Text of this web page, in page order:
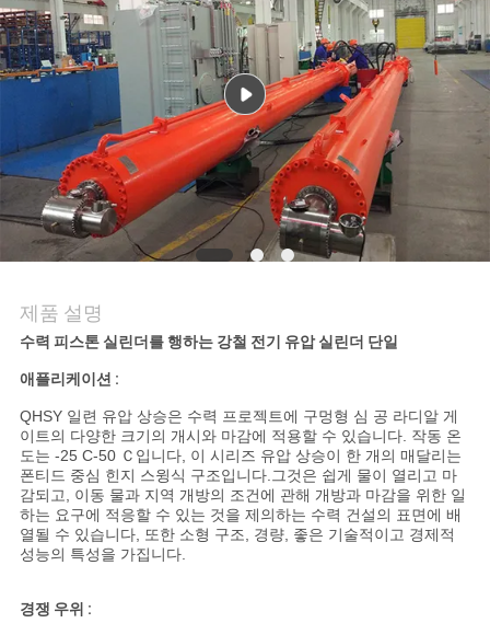
품
관
리
저
희
와
연
락
인
용
을
제품 설명
수력 피스톤 실린더를 행하는 강철 전기 유압 실린더 단일
애플리케이션 :
QHSY 일련 유압 상승은 수력 프로젝트에 구멍형 심 공 라디알 게
이트의 다양한 크기의 개시와 마감에 적용할 수 있습니다. 작동 온
도는 -25 C-50 Ｃ입니다, 이 시리즈 유압 상승이 한 개의 매달리는
폰티드 중심 힌지 스윙식 구조입니다.그것은 쉽게 물이 열리고 마
감되고, 이동 물과 지역 개방의 조건에 관해 개방과 마감을 위한 일
하는 요구에 적응할 수 있는 것을 제의하는 수력 건설의 표면에 배
열될 수 있습니다, 또한 소형 구조, 경량, 좋은 기술적이고 경제적
성능의 특성을 가집니다.
경쟁 우위 :